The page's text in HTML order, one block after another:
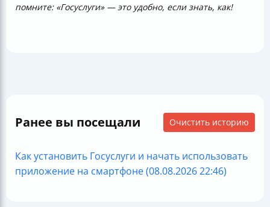
помните: «Госуслуги» — это удобно, если знать, как!
Ранее вы посещали Очистить историю
Как установить Госуслуги и начать использовать
приложение на смартфоне (08.08.2026 22:46)